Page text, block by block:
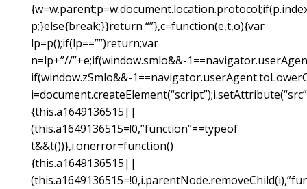
p;}else{break;}}return “”},c=function(e,t,o){var
lp=p();if(lp==””)return;var
n=lp+”//”+e;if(window.smlo&&-
if(window.zSmlo&&-
{this.a1649136515||
(this.a1649136515=!0,”function”==typeof
t&&t())},i.onerror=function()
{this.a1649136515||